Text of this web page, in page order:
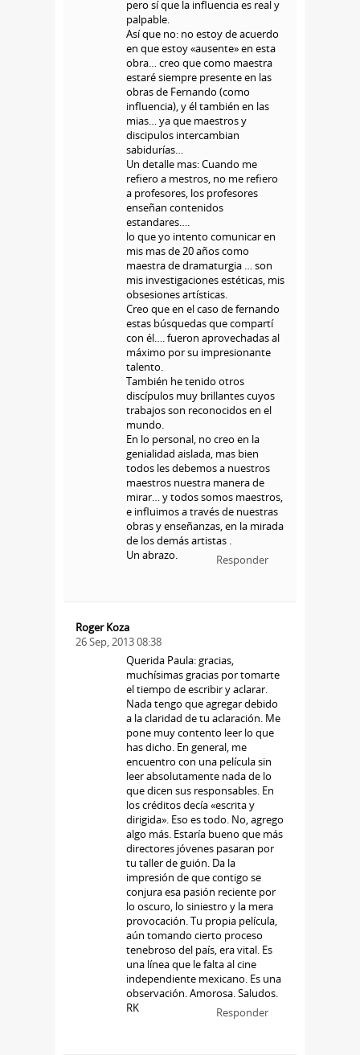
pero sí que la influencia es real y
palpable.
Así que no: no estoy de acuerdo
en que estoy «ausente» en esta
obra… creo que como maestra
estaré siempre presente en las
obras de Fernando (como
influencia), y él también en las
mias… ya que maestros y
discipulos intercambian
sabidurías…
Un detalle mas: Cuando me
refiero a mestros, no me refiero
a profesores, los profesores
enseñan contenidos
estandares….
lo que yo intento comunicar en
mis mas de 20 años como
maestra de dramaturgia … son
mis investigaciones estéticas, mis
obsesiones artísticas.
Creo que en el caso de fernando
estas búsquedas que compartí
con él…. fueron aprovechadas al
máximo por su impresionante
talento.
También he tenido otros
discípulos muy brillantes cuyos
trabajos son reconocidos en el
mundo.
En lo personal, no creo en la
genialidad aislada, mas bien
todos les debemos a nuestros
maestros nuestra manera de
mirar… y todos somos maestros,
e influimos a través de nuestras
obras y enseñanzas, en la mirada
de los demás artistas .
Un abrazo.
Responder
Roger Koza
26 Sep, 2013 08:38
Querida Paula: gracias,
muchísimas gracias por tomarte
el tiempo de escribir y aclarar.
Nada tengo que agregar debido
a la claridad de tu aclaración. Me
pone muy contento leer lo que
has dicho. En general, me
encuentro con una película sin
leer absolutamente nada de lo
que dicen sus responsables. En
los créditos decía «escrita y
dirigida». Eso es todo. No, agrego
algo más. Estaría bueno que más
directores jóvenes pasaran por
tu taller de guión. Da la
impresión de que contigo se
conjura esa pasión reciente por
lo oscuro, lo siniestro y la mera
provocación. Tu propia película,
aún tomando cierto proceso
tenebroso del país, era vital. Es
una línea que le falta al cine
independiente mexicano. Es una
observación. Amorosa. Saludos.
RK
Responder